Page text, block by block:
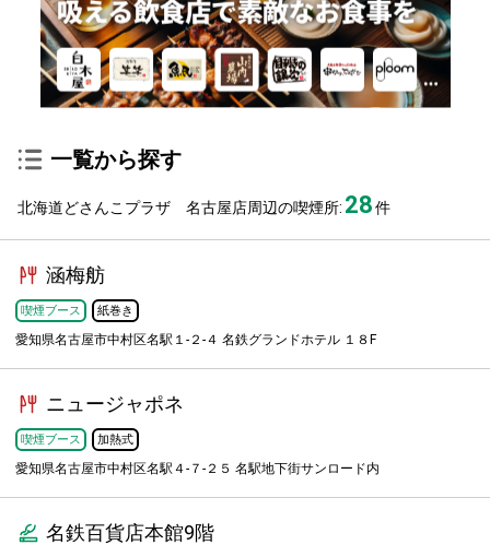
一覧から探す
北海道どさんこプラザ 名古屋店周辺の喫煙所: 28件
涵梅舫
喫煙ブース 紙巻き
愛知県名古屋市中村区名駅１-２-４ 名鉄グランドホテル １８F
ニュージャポネ
喫煙ブース 加熱式
愛知県名古屋市中村区名駅４-７-２５ 名駅地下街サンロード内
名鉄百貨店本館9階